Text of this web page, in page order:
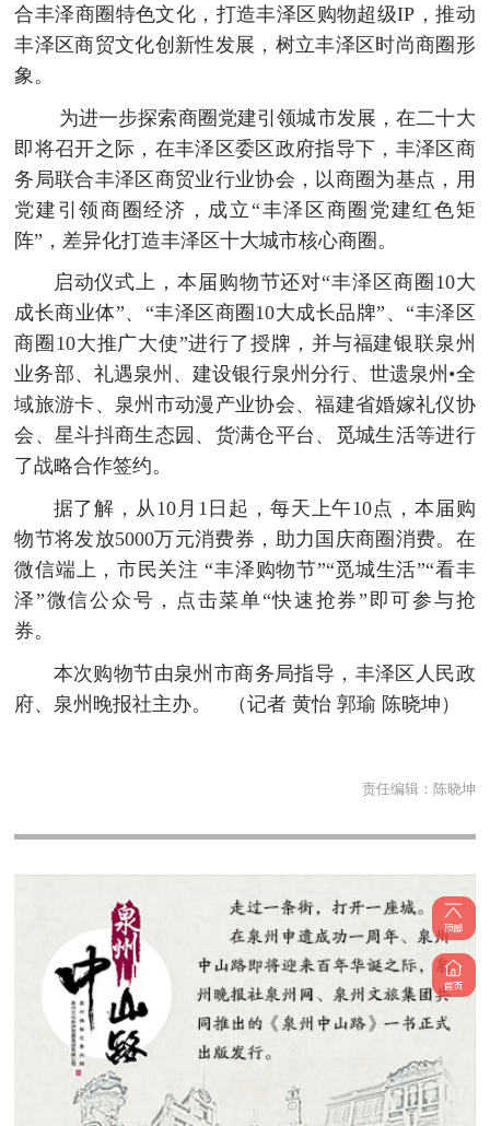
合丰泽商圈特色文化，打造丰泽区购物超级IP，推动
丰泽区商贸文化创新性发展，树立丰泽区时尚商圈形
象。
为进一步探索商圈党建引领城市发展，在二十大
即将召开之际，在丰泽区委区政府指导下，丰泽区商
务局联合丰泽区商贸业行业协会，以商圈为基点，用
党建引领商圈经济，成立“丰泽区商圈党建红色矩
阵”，差异化打造丰泽区十大城市核心商圈。
启动仪式上，本届购物节还对“丰泽区商圈10大
成长商业体”、“丰泽区商圈10大成长品牌”、“丰泽区
商圈10大推广大使”进行了授牌，并与福建银联泉州
业务部、礼遇泉州、建设银行泉州分行、世遗泉州•全
域旅游卡、泉州市动漫产业协会、福建省婚嫁礼仪协
会、星斗抖商生态园、货满仓平台、觅城生活等进行
了战略合作签约。
据了解，从10月1日起，每天上午10点，本届购
物节将发放5000万元消费券，助力国庆商圈消费。在
微信端上，市民关注 “丰泽购物节”“觅城生活”“看丰
泽”微信公众号，点击菜单“快速抢券”即可参与抢
券。
本次购物节由泉州市商务局指导，丰泽区人民政
府、泉州晚报社主办。
（记者 黄怡 郭瑜 陈晓坤）
责任编辑： 陈晓坤